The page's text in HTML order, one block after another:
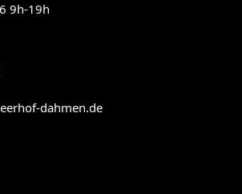
9h-19h
dahmen.de